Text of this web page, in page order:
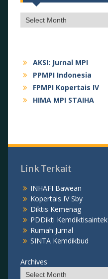
Archives
AKSI: Jurnal MPI
PPMPI Indonesia
FPMPI Kopertais IV
HIMA MPI STAIHA
Link Terkait
INHAFI Bawean
Kopertais IV Sby
Diktis Kemenag
PDDikti Kemdiktisaintek
Rumah Jurnal
SINTA Kemdikbud
Archives